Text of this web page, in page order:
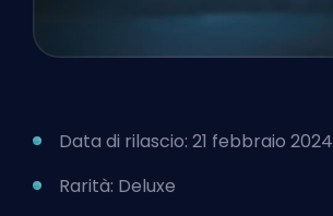
Data di rilascio: 21 febbraio 2024
Rarità: Deluxe